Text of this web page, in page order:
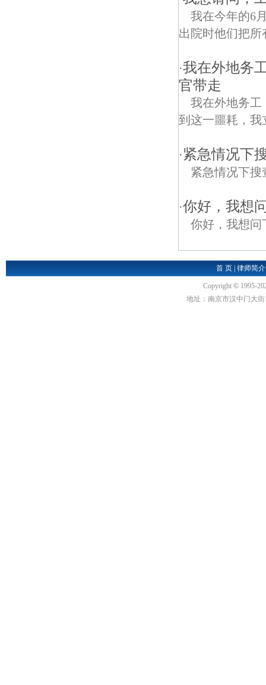
我在今年的6
出院时他们把
·我在外地务
官带走
我在外地务工
到这一噩耗，我
·紧急情况下
紧急情况下
·你好，我想
你好，我想问
首 页 |律师简介
Copyright © 1995-
地址：南京市汉中门大街